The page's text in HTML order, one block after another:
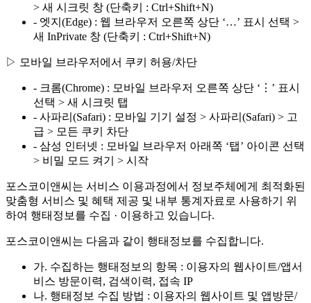
> 새 시크릿 창 (단축키 : Ctrl+Shift+N)
- 엣지(Edge) : 웹 브라우저 오른쪽 상단 ‘…’ 표시 선택 >
새 InPrivate 창 (단축키 : Ctrl+Shift+N)
▷ 모바일 브라우저에서 쿠키 허용/차단
- 크롬(Chrome) : 모바일 브라우저 오른쪽 상단 ‘⋮’ 표시
선택 > 새 시크릿 탭
- 사파리(Safari) : 모바일 기기 설정 > 사파리(Safari) > 고
급 > 모든 쿠키 차단
- 삼성 인터넷 : 모바일 브라우저 아래쪽 ‘탭’ 아이콘 선택
> 비밀 모드 켜기 > 시작
포스코이앤씨는 서비스 이용과정에서 정보주체에게 최적화된
맞춤형 서비스 및 혜택 제공 및 내부 통계자료로 사용하기 위
하여 행태정보를 수집 · 이용하고 있습니다.
포스코이앤씨는 다음과 같이 행태정보를 수집합니다.
가. 수집하는 행태정보의 항목 : 이용자의 웹사이트/앱서
비스 방문이력, 검색이력, 접속 IP
나. 행태정보 수집 방법 : 이용자의 웹사이트 및 앱방문/